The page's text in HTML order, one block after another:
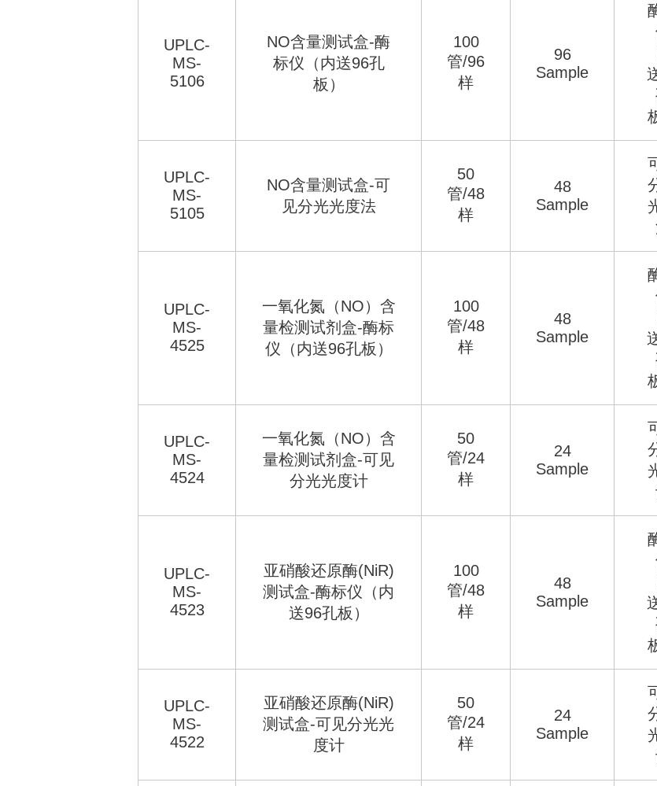
UPLC-
MS-
5106
NO含量测试盒-酶
标仪（内送96孔
板）
100
管/96
样
96
Sample
UPLC-
MS-
5105
NO含量测试盒-可
见分光光度法
50
管/48
样
48
Sample
UPLC-
MS-
4525
一氧化氮（NO）含
量检测试剂盒-酶标
仪（内送96孔板）
100
管/48
样
48
Sample
UPLC-
MS-
4524
一氧化氮（NO）含
量检测试剂盒-可见
分光光度计
50
管/24
样
24
Sample
UPLC-
MS-
4523
亚硝酸还原酶(NiR)
测试盒-酶标仪（内
送96孔板）
100
管/48
样
48
Sample
UPLC-
MS-
4522
亚硝酸还原酶(NiR)
测试盒-可见分光光
度计
50
管/24
样
24
Sample